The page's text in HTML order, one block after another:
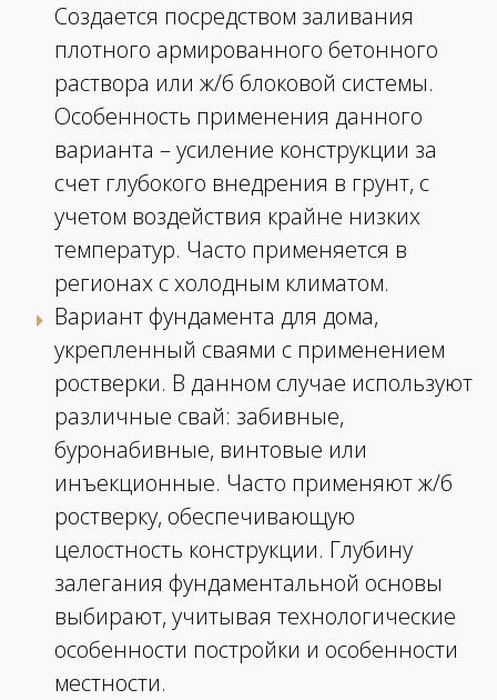
Создается посредством заливания
плотного армированного бетонного
раствора или ж/б блоковой системы.
Особенность применения данного
варианта – усиление конструкции за
счет глубокого внедрения в грунт, с
учетом воздействия крайне низких
температур. Часто применяется в
регионах с холодным климатом.
Вариант фундамента для дома,
укрепленный сваями с применением
ростверки. В данном случае используют
различные свай: забивные,
буронабивные, винтовые или
инъекционные. Часто применяют ж/б
ростверку, обеспечивающую
целостность конструкции. Глубину
залегания фундаментальной основы
выбирают, учитывая технологические
особенности постройки и особенности
местности.